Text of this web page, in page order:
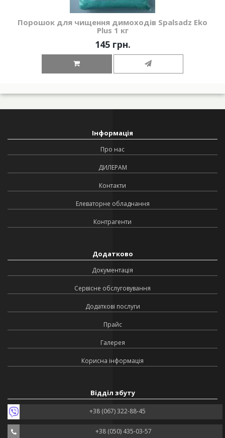
Порошок для чищення димоходів Spalsadz Eko
Plus 1 кг
145 грн.
Інформація
Про нас
ДИЛЕРАМ
Контакти
Елеваторне обладнання
Контрагенти
Додатково
Документація
Сервісне обслуговування
Додаткові послуги
Прайс
Галерея
Корисна інформація
Відділ збуту
+38 (067) 322-88-45
+38 (050) 435-03-57